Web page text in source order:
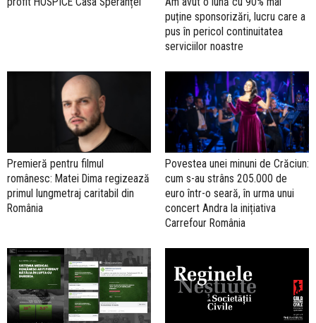
puține sponsorizări, lucru care a
pus în pericol continuitatea
serviciilor noastre
Premieră pentru filmul
românesc: Matei Dima regizează
primul lungmetraj caritabil din
România
Povestea unei minuni de Crăciun:
cum s-au strâns 205.000 de
euro într-o seară, în urma unui
concert Andra la inițiativa
Carrefour România